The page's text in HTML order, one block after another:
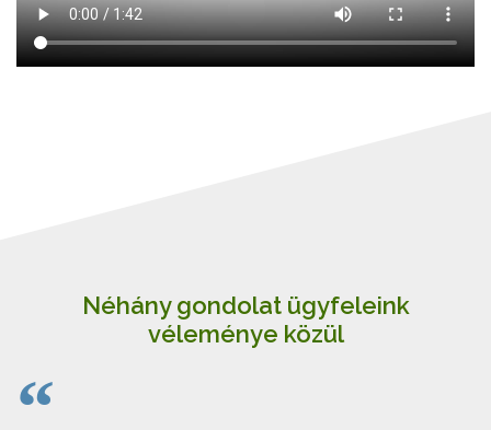
Néhány gondolat ügyfeleink
véleménye közül